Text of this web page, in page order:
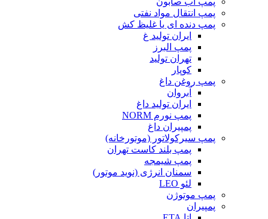
پمپ انتقال مواد نفتی
پمپ دنده ای یا غلیظ کش
ایران تولید غ
پمپ البرز
تهران تولید
کوپار
پمپ روغن داغ
آبروان
ایران تولید داغ
پمپ نورم NORM
پمپیران داغ
پمپ سیرکولاتور (موتورخانه)
پمپ بلند کاست تهران
پمپ شیمجه
سمنان انرژی (نوید موتور)
لئو LEO
پمپ موتوژن
پمپیران